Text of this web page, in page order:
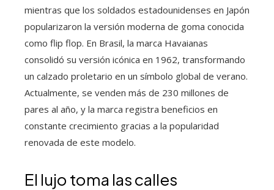
mientras que los soldados estadounidenses en Japón
popularizaron la versión moderna de goma conocida
como flip flop. En Brasil, la marca Havaianas
consolidó su versión icónica en 1962, transformando
un calzado proletario en un símbolo global de verano.
Actualmente, se venden más de 230 millones de
pares al año, y la marca registra beneficios en
constante crecimiento gracias a la popularidad
renovada de este modelo.
El lujo toma las calles